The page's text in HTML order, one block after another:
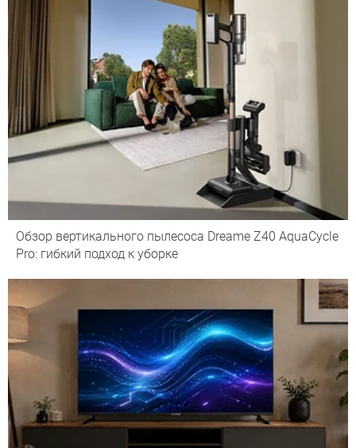
Обзор вертикального пылесоса Dreame Z40 AquaCycle
Pro: гибкий подход к уборке